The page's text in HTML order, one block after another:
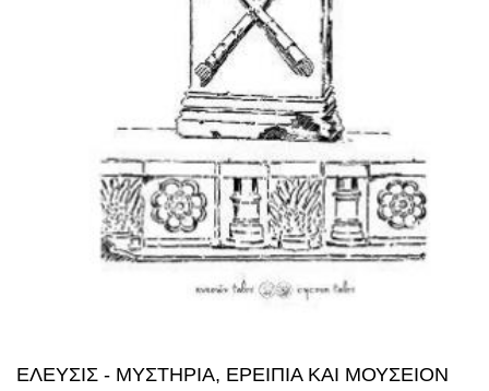
ΕΛΕΥΣΙΣ - ΜΥΣΤΗΡΙΑ, ΕΡΕΙΠΙΑ ΚΑΙ ΜΟΥΣΕΙΟΝ